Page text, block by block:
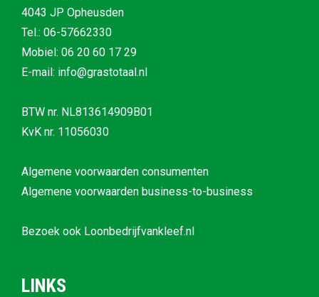
4043 JP Opheusden
Tel.: 06-57662330
Mobiel: 06 20 60 17 29
E-mail: info@grastotaal.nl
BTW nr. NL813614909B01
KvK nr. 11056030
Algemene voorwaarden consumenten
Algemene voorwaarden business-to-business
Bezoek ook Loonbedrijfvankleef.nl
LINKS